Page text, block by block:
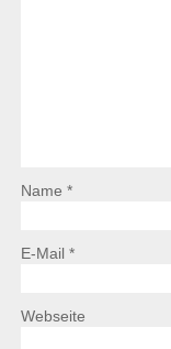
Name *
E-Mail *
Webseite